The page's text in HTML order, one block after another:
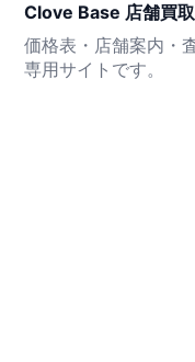
Clove Base 店舗買取
価格表・店舗案内・
専用サイトです。